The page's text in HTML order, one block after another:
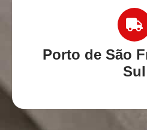
Porto de São
Sul